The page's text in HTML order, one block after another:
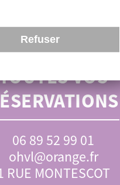
:POUR
VOS
06 89 52 99 01
ohvl@orange.fr
RUE MONTESCOT
Refuser